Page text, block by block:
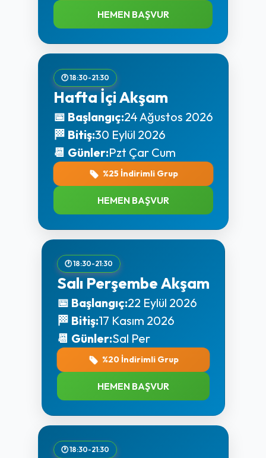
HEMEN BAŞVUR
🕐 18:30-21:30
Hafta İçi Akşam
📅 Başlangıç:24 Ağustos 2026
🏁 Bitiş:30 Eylül 2026
📆 Günler:Pzt Çar Cum
%25 İndirimli Grup
HEMEN BAŞVUR
🕐 18:30-21:30
Salı Perşembe Akşam
📅 Başlangıç:22 Eylül 2026
🏁 Bitiş:17 Kasım 2026
📆 Günler:Sal Per
%20 İndirimli Grup
HEMEN BAŞVUR
🕐 18:30-21:30